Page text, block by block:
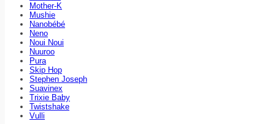
Mother-K
Mushie
Nanobébé
Neno
Noui Noui
Nuuroo
Pura
Skip Hop
Stephen Joseph
Suavinex
Trixie Baby
Twistshake
Vulli